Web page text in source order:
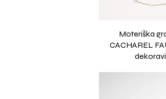
Moteriška
CACHAREL